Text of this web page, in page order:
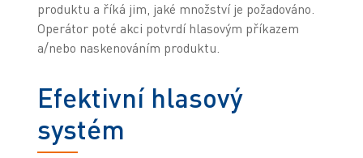
produktu a říká jim, jaké množství je požadováno.
Operátor poté akci potvrdí hlasovým příkazem
a/nebo naskenováním produktu.
Efektivní hlasový
systém